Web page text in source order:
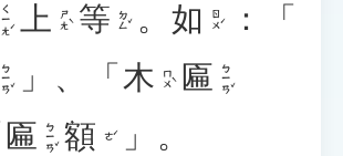
ㄑㄧㄤˊ 上 ㄕㄤˋ 等 ㄉㄥˇ 。 如 ㄖㄨˊ
：「
ㄅㄧㄢˇ 」、「 木 ㄇㄨˋ 匾 ㄅㄧㄢˇ
匾 ㄅㄧㄢˇ 額 ㄜˊ 」。